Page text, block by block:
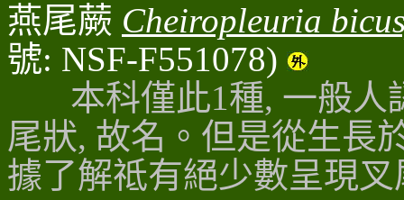
燕尾蕨 Cheiropleuria
號: NSF-F551078)
本科僅此1種, 一般人
尾狀, 故名 。 但是從生長
據了解祗有絕少數呈現